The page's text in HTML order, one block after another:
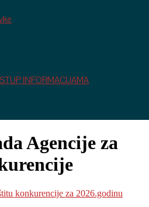
INFORMACIJAMA
Agencije za
konkurencije za 2026.godinu